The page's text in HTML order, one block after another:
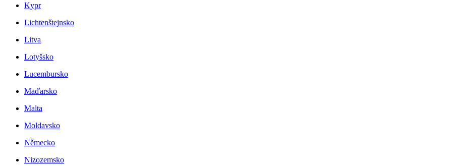
Kypr
Lichtenštejnsko
Litva
Lotyšsko
Lucembursko
Maďarsko
Malta
Moldavsko
Německo
Nizozemsko